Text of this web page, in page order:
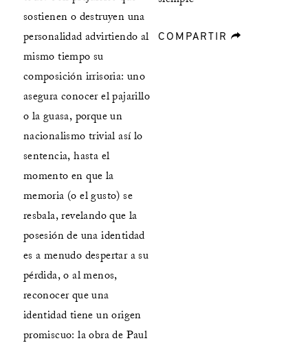
sostienen o destruyen una
personalidad advirtiendo al
mismo tiempo su
composición irrisoria: uno
asegura conocer el pajarillo
o la guasa, porque un
nacionalismo trivial así lo
sentencia, hasta el
momento en que la
memoria (o el gusto) se
resbala, revelando que la
posesión de una identidad
es a menudo despertar a su
pérdida, o al menos,
reconocer que una
identidad tiene un origen
promiscuo: la obra de Paul
COMPARTIR forward